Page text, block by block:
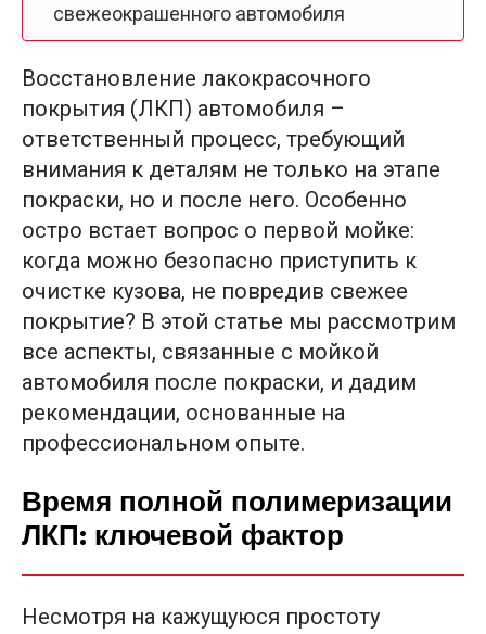
свежеокрашенного автомобиля
Восстановление лакокрасочного
покрытия (ЛКП) автомобиля –
ответственный процесс, требующий
внимания к деталям не только на этапе
покраски, но и после него. Особенно
остро встает вопрос о первой мойке:
когда можно безопасно приступить к
очистке кузова, не повредив свежее
покрытие? В этой статье мы рассмотрим
все аспекты, связанные с мойкой
автомобиля после покраски, и дадим
рекомендации, основанные на
профессиональном опыте.
Время полной полимеризации
ЛКП: ключевой фактор
Несмотря на кажущуюся простоту